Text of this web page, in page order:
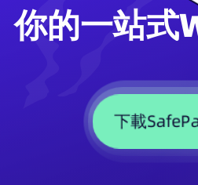
你的一站式
下載